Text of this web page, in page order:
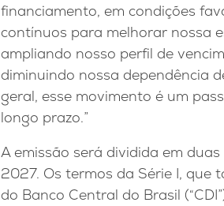
financiamento, em condições
contínuos para melhorar nossa
ampliando nosso perfil de
diminuindo nossa dependência
geral, esse movimento é um
longo prazo.”
A emissão será dividida em
2027. Os termos da Série I, que
do Banco Central do Brasil